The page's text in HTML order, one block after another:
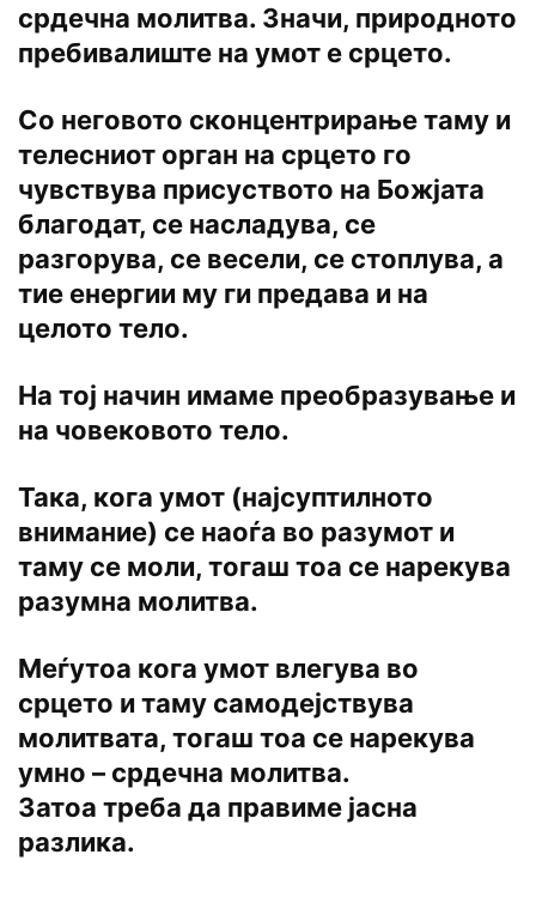
срдечна молитва. Значи, природното
пребивалиште на умот е срцето.
Со неговото сконцентрирање таму и
телесниот орган на срцето го
чувствува присуството на Божјата
благодат, се насладува, се
разгорува, се весели, се стоплува, а
тие енергии му ги предава и на
целото тело.
На тој начин имаме преобразување и
на човековото тело.
Така, кога умот (најсуптилното
внимание) се наоѓа во разумот и
таму се моли, тогаш тоа се нарекува
разумна молитва.
Меѓутоа кога умот влегува во
срцето и таму самодејствува
молитвата, тогаш тоа се нарекува
умно – срдечна молитва.
Затоа треба да правиме јасна
разлика.